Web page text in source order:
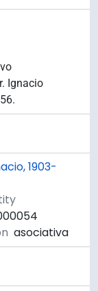
Ignacio
1903-
asociativa